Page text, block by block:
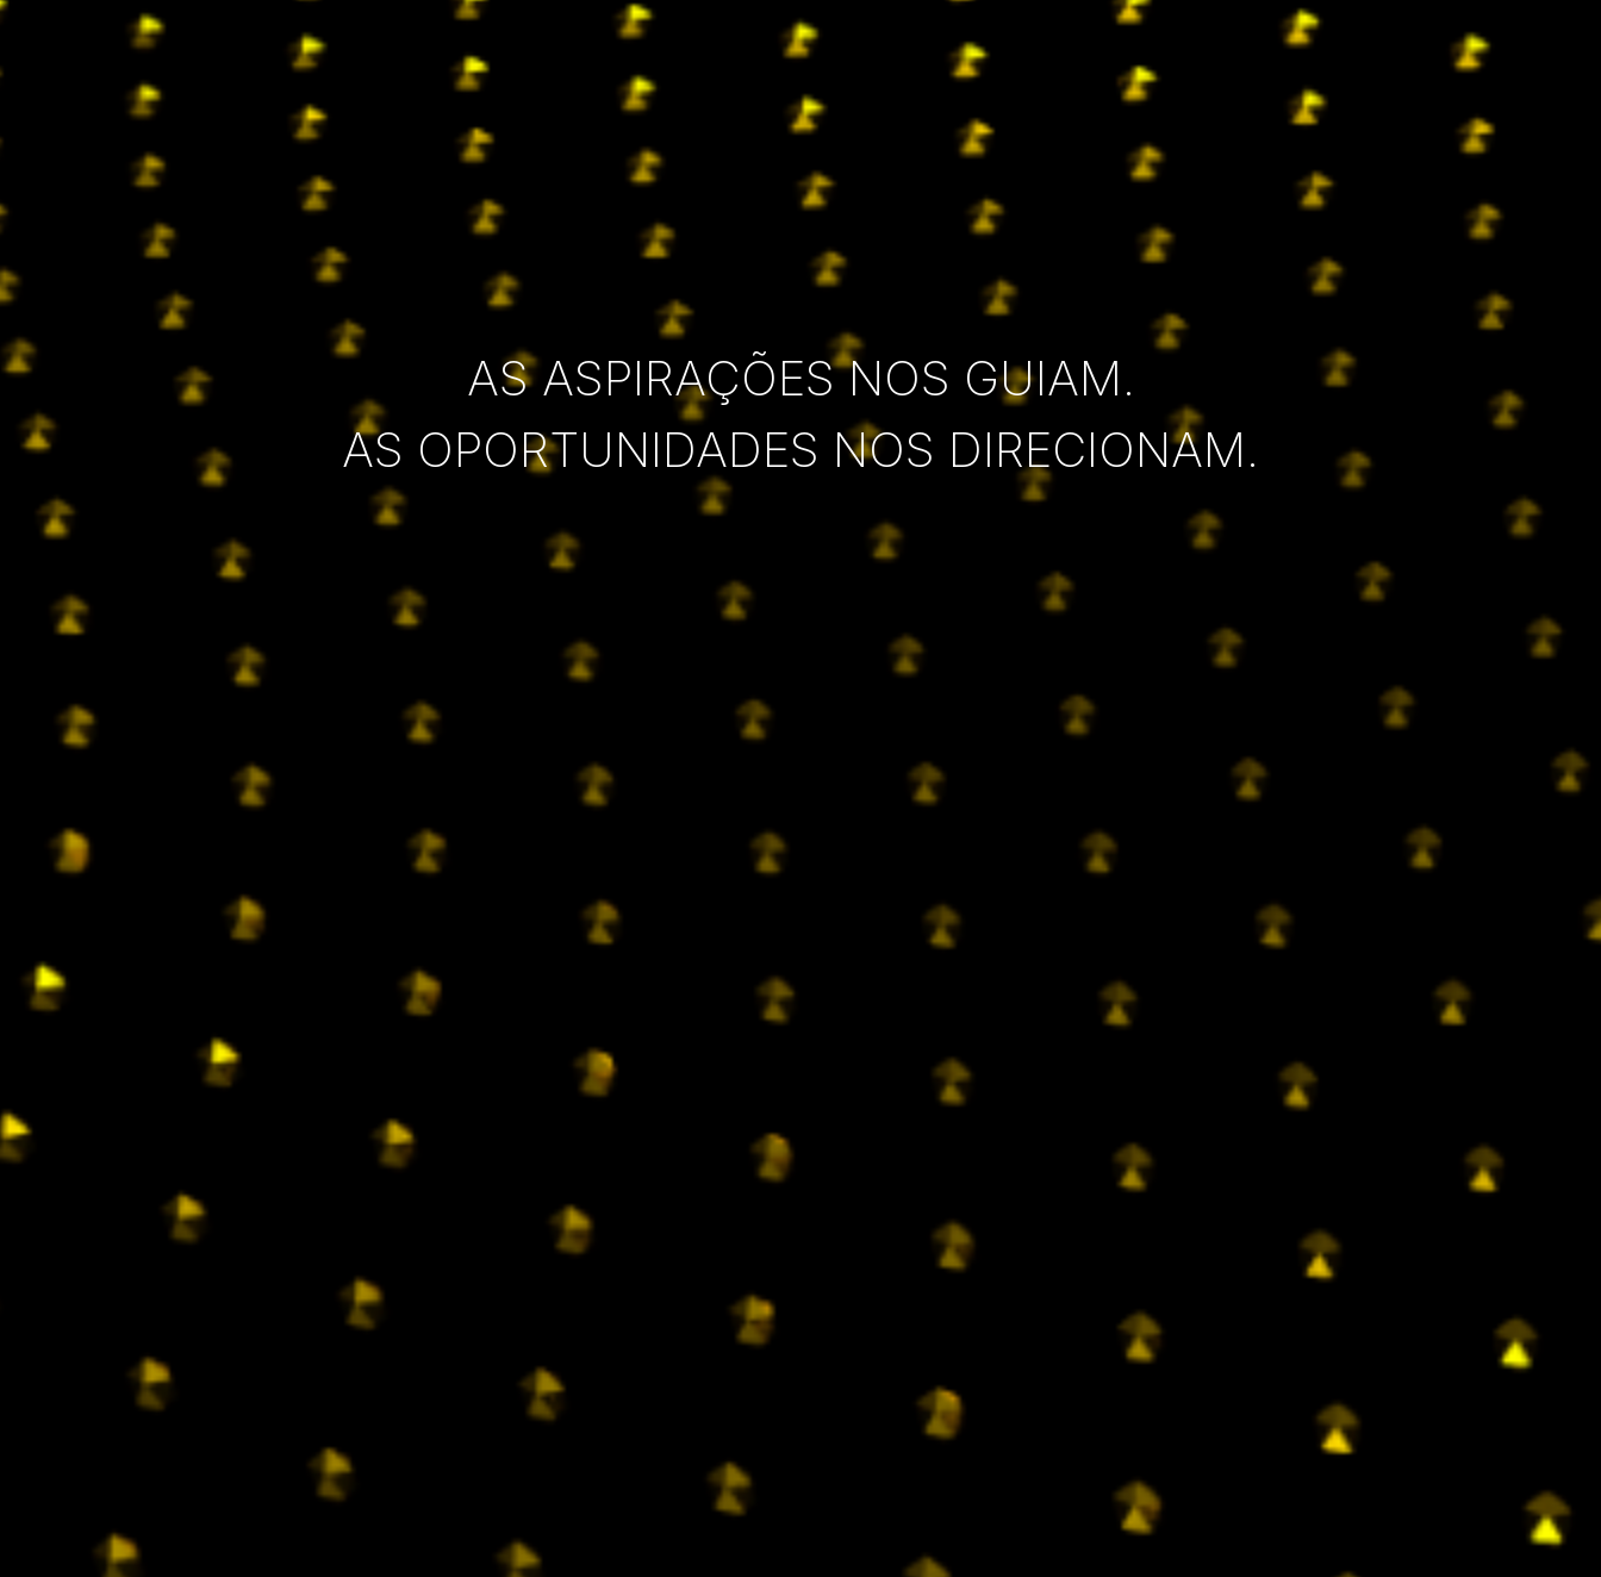
AS ASPIRAÇÕES NOS GUIAM.
AS OPORTUNIDADES NOS DIRECIONAM.